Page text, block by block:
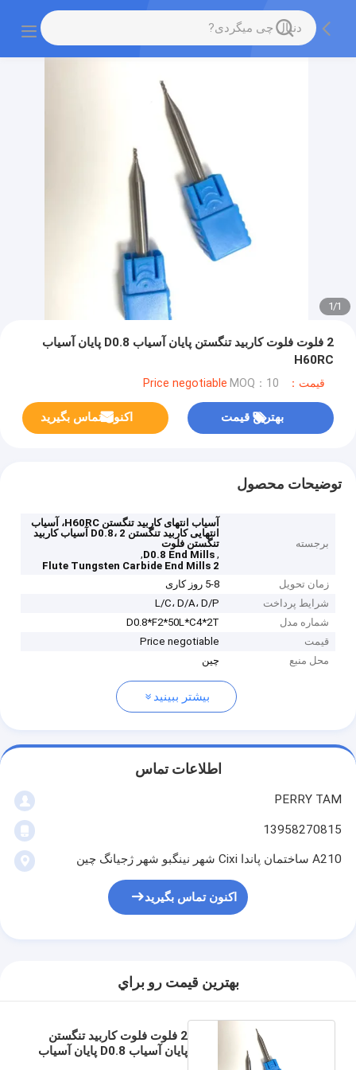
1
/
1
2 فلوت فلوت کاربید تنگستن پایان آسیاب D0.8 پایان آسیاب
H60RC
قیمت：Price negotiable MOQ：10
بهترین قیمت اکنون تماس بگیرید
توضیحات محصول
برجسته
آسیاب انتهای کاربید تنگستن H60RC، آسیاب
انتهایی کاربید تنگستن D0.8، 2 آسیاب کاربید
تنگستن فلوت
,
D0.8 End Mills
,
2 Flute Tungsten Carbide End Mills
زمان تحویل
5-8 روز کاری
شرایط پرداخت
L/C، D/A، D/P
شماره مدل
D0.8*F2*50L*C4*2T
قیمت
Price negotiable
محل منبع
چین
بیشتر ببینید
اطلاعات تماس
PERRY TAM
13958270815
A210 ساختمان پاندا Cixi شهر نینگبو شهر ژجیانگ چین
اکنون تماس بگیرید
بهترين قيمت رو براي
2 فلوت فلوت کاربید تنگستن
پایان آسیاب D0.8 پایان آسیاب